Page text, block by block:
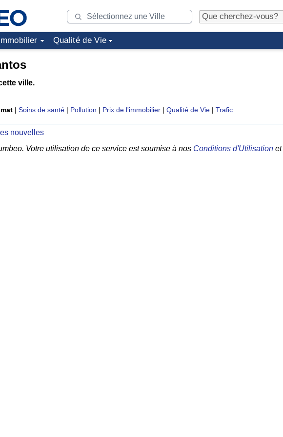
Qualité de Vie
ville.
| Soins de santé | Pollution | Prix de l'immobilier | Qualité de Vie | Trafic
nouvelles
Votre utilisation de ce service est soumise à nos Conditions d'Utilisation et